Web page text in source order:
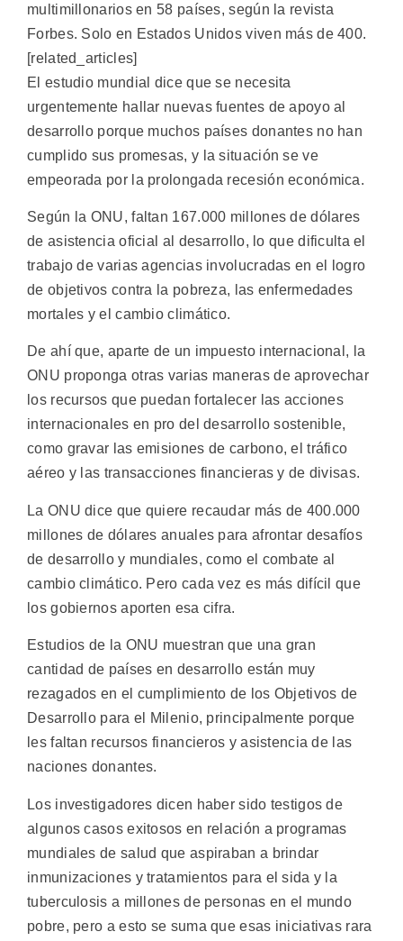
multimillonarios en 58 países, según la revista
Forbes. Solo en Estados Unidos viven más de 400.
[related_articles]
El estudio mundial dice que se necesita
urgentemente hallar nuevas fuentes de apoyo al
desarrollo porque muchos países donantes no han
cumplido sus promesas, y la situación se ve
empeorada por la prolongada recesión económica.
Según la ONU, faltan 167.000 millones de dólares
de asistencia oficial al desarrollo, lo que dificulta el
trabajo de varias agencias involucradas en el logro
de objetivos contra la pobreza, las enfermedades
mortales y el cambio climático.
De ahí que, aparte de un impuesto internacional, la
ONU proponga otras varias maneras de aprovechar
los recursos que puedan fortalecer las acciones
internacionales en pro del desarrollo sostenible,
como gravar las emisiones de carbono, el tráfico
aéreo y las transacciones financieras y de divisas.
La ONU dice que quiere recaudar más de 400.000
millones de dólares anuales para afrontar desafíos
de desarrollo y mundiales, como el combate al
cambio climático. Pero cada vez es más difícil que
los gobiernos aporten esa cifra.
Estudios de la ONU muestran que una gran
cantidad de países en desarrollo están muy
rezagados en el cumplimiento de los Objetivos de
Desarrollo para el Milenio, principalmente porque
les faltan recursos financieros y asistencia de las
naciones donantes.
Los investigadores dicen haber sido testigos de
algunos casos exitosos en relación a programas
mundiales de salud que aspiraban a brindar
inmunizaciones y tratamientos para el sida y la
tuberculosis a millones de personas en el mundo
pobre, pero a esto se suma que esas iniciativas rara